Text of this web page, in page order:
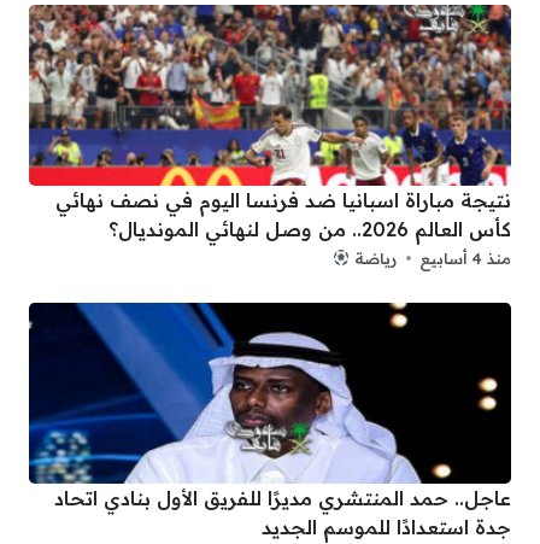
نتيجة مباراة اسبانيا ضد فرنسا اليوم في نصف نهائي
كأس العالم 2026.. من وصل لنهائي المونديال؟
منذ 4 أسابيع رياضة
عاجل.. حمد المنتشري مديرًا للفريق الأول بنادي اتحاد
جدة استعدادًا للموسم الجديد